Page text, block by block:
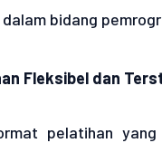
bidang
Fleksibel dan
pelatihan